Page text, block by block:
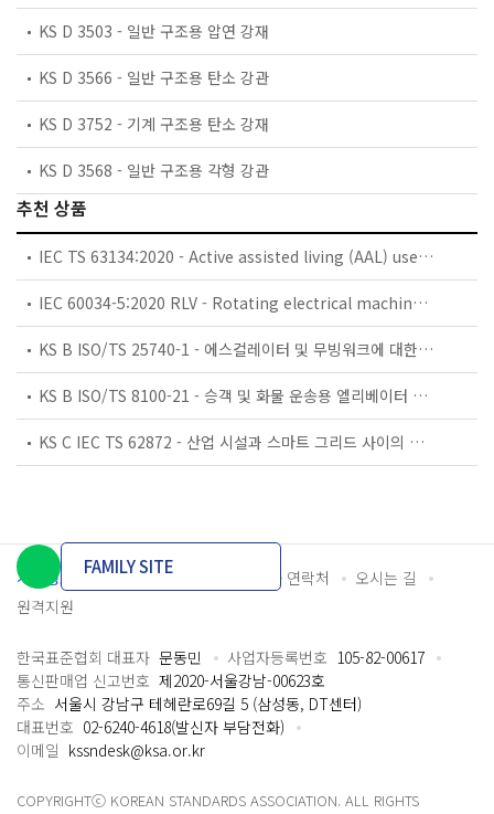
KS D 3503 - 일반 구조용 압연 강재
KS D 3566 - 일반 구조용 탄소 강관
KS D 3752 - 기계 구조용 탄소 강재
KS D 3568 - 일반 구조용 각형 강관
추천 상품
IEC TS 63134:2020 - Active assisted living (AAL) use cases
IEC 60034-5:2020 RLV - Rotating electrical machines - Part 5: Degrees of protection provided by the integral design of rotating electrical machines (IP code) - Classification
KS B ISO/TS 25740-1 - 에스컬레이터 및 무빙워크에 대한 안전요건 — 제1부: 세계공통 필수 안전요건(GESRs)
KS B ISO/TS 8100-21 - 승객 및 화물 운송용 엘리베이터 —제21부: 세계공통 필수안전요건(GESRs)을 충족하는 세계공통 안전 파라미터(GSPs)
KS C IEC TS 62872 - 산업 시설과 스마트 그리드 사이의 산업 공정 측정, 제어 및 자동화 시스템 인터페이스
개인정보처리방침 이용약관 담당자 연락처
오시는 길
원격지원
FAMILY SITE
한국표준협회 대표자 문동민 사업자등록번호 105-82-00617
통신판매업 신고번호 제2020-서울강남-00623호
주소 서울시 강남구 테헤란로69길 5 (삼성동, DT센터)
대표번호 02-6240-4618(발신자 부담전화)
이메일 kssndesk@ksa.or.kr
COPYRIGHTⓒ KOREAN STANDARDS ASSOCIATION. ALL RIGHTS